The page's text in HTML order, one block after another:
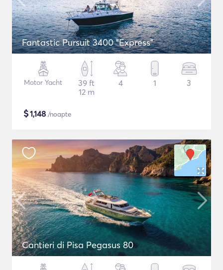
Fantastic Pursuit 3400 "Express"
Motor Yacht
39 ft
12 m
4 1 3
$1,148 /noapte
Cantieri di Pisa Pegasus 80